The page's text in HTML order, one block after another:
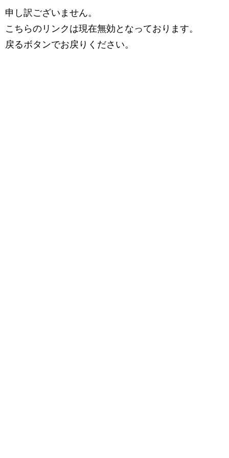
申し訳ございません。
こちらのリンクは現在無効となっております。
戻るボタンでお戻りください。